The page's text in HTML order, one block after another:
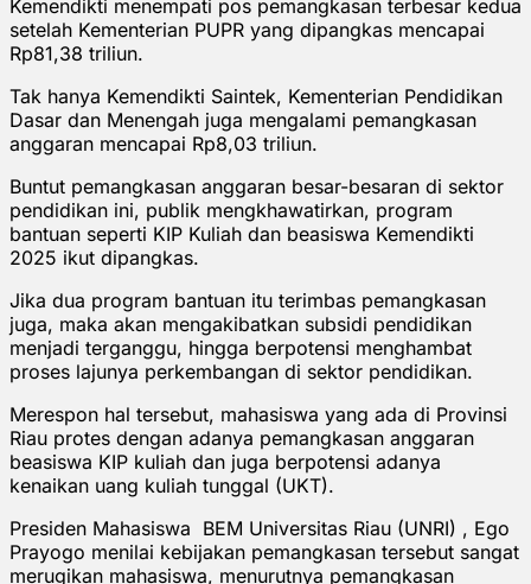
Kemendikti menempati pos pemangkasan terbesar kedua
setelah Kementerian PUPR yang dipangkas mencapai
Rp81,38 triliun.
Tak hanya Kemendikti Saintek, Kementerian Pendidikan
Dasar dan Menengah juga mengalami pemangkasan
anggaran mencapai Rp8,03 triliun.
Buntut pemangkasan anggaran besar-besaran di sektor
pendidikan ini, publik mengkhawatirkan, program
bantuan seperti KIP Kuliah dan beasiswa Kemendikti
2025 ikut dipangkas.
Jika dua program bantuan itu terimbas pemangkasan
juga, maka akan mengakibatkan subsidi pendidikan
menjadi terganggu, hingga berpotensi menghambat
proses lajunya perkembangan di sektor pendidikan.
Merespon hal tersebut, mahasiswa yang ada di Provinsi
Riau protes dengan adanya pemangkasan anggaran
beasiswa KIP kuliah dan juga berpotensi adanya
kenaikan uang kuliah tunggal (UKT).
Presiden Mahasiswa BEM Universitas Riau (UNRI) , Ego
Prayogo menilai kebijakan pemangkasan tersebut sangat
merugikan mahasiswa, menurutnya pemangkasan